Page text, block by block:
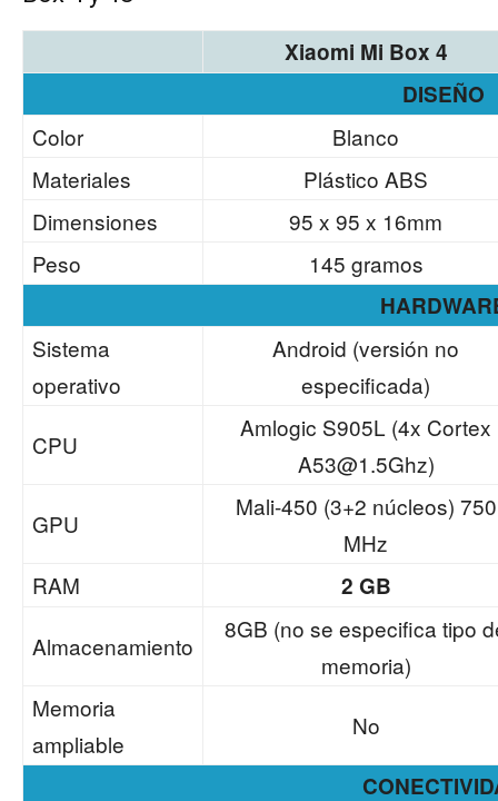
Xiaomi Mi Box 4
DISEÑO
Color
Blanco
Materiales
Plástico ABS
Dimensiones
95 x 95 x 16mm
Peso
145 gramos
Sistema
operativo
Android (versión no
especificada)
CPU
Amlogic S905L (4x Cortex
A53@1.5Ghz)
GPU
Mali-450 (3+2 núcleos) 750
MHz
RAM
2 GB
Almacenamiento
8GB (no se especifica tipo
memoria)
Memoria
ampliable
No